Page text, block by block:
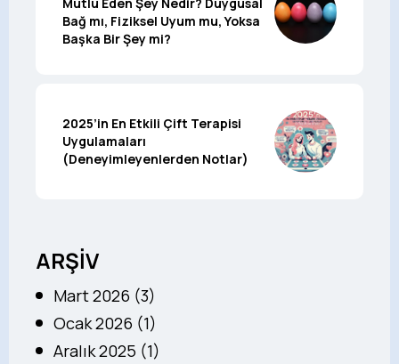
Bağ mı, Fiziksel Uyum mu, Yoksa
Başka Bir Şey mi?
2025’in En Etkili Çift Terapisi
Uygulamaları
(Deneyimleyenlerden Notlar)
ARŞİV
Mart 2026 (3)
Ocak 2026 (1)
Aralık 2025 (1)